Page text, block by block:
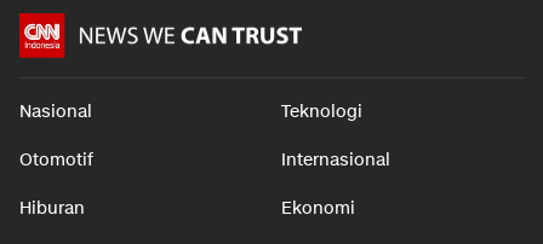
Nasional Teknologi
Otomotif Internasional
Hiburan Ekonomi